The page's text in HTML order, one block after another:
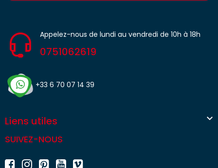
Appelez-nous de lundi au vendredi de 10h à 18h
0751062619
+33 6 70 07 14 39
Liens utiles 
SUIVEZ-NOUS